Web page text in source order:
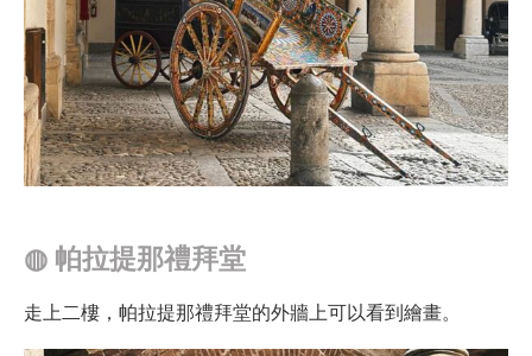
◍ 帕拉提那禮拜堂
走上二樓，帕拉提那禮拜堂的外牆上可以看到繪畫。